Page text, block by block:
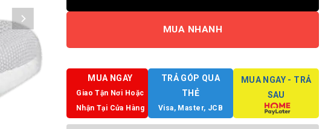
MUA NHANH
MUA NGAY
Giao Tận Nơi Hoặc
Nhận Tại Cửa Hàng
TRẢ GÓP QUA
THẺ
Visa, Master, JCB
MUA NGAY - TRẢ
SAU